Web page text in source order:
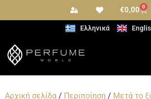
€0,00 0
Ελληνικά
Αρχική σελίδα / Περιποίηση / Μετά το